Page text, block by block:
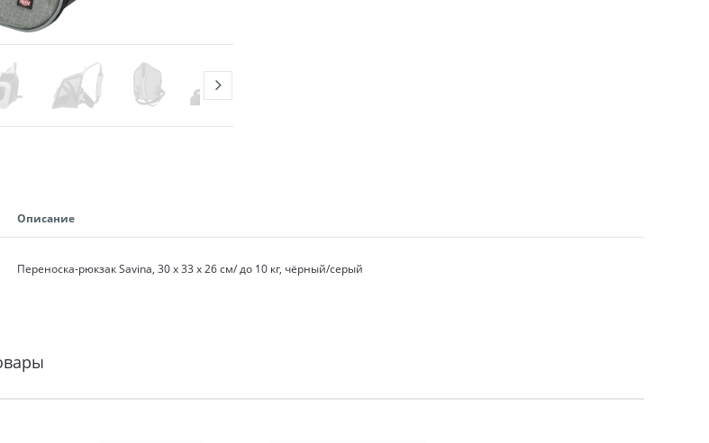
Описание
Переноска-рюкзак Savina, 30 х 33 х 26 см/ до 10 кг, чёрный/серый